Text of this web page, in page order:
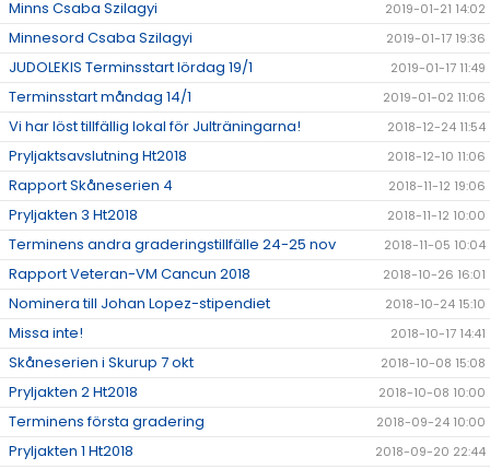
Minns Csaba Szilagyi 2019-01-21 14:02
Minnesord Csaba Szilagyi 2019-01-17 19:36
JUDOLEKIS Terminsstart lördag 19/1 2019-01-17 11:49
Terminsstart måndag 14/1 2019-01-02 11:06
Vi har löst tillfällig lokal för Julträningarna! 2018-12-24 11:54
Pryljaktsavslutning Ht2018 2018-12-10 11:06
Rapport Skåneserien 4 2018-11-12 19:06
Pryljakten 3 Ht2018 2018-11-12 10:00
Terminens andra graderingstillfälle 24-25 nov 2018-11-05 10:04
Rapport Veteran-VM Cancun 2018 2018-10-26 16:01
Nominera till Johan Lopez-stipendiet 2018-10-24 15:10
Missa inte! 2018-10-17 14:41
Skåneserien i Skurup 7 okt 2018-10-08 15:08
Pryljakten 2 Ht2018 2018-10-08 10:00
Terminens första gradering 2018-09-24 10:00
Pryljakten 1 Ht2018 2018-09-20 22:44